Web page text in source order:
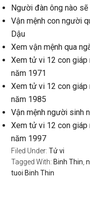
Người đàn ông nào
Vận mệnh con người
Dậu
Xem vận mệnh qua
Xem tử vi 12 con giáp
năm 1971
Xem tử vi 12 con
năm 1985
Vận mệnh người sinh
Xem tử vi 12 con
năm 1997
Filed Under:Tử vi
Tagged With: Binh Thin ,
tuoi Binh Thin